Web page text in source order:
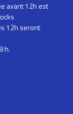
avant 12h est
12h seront
h.